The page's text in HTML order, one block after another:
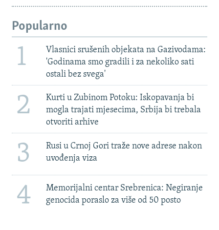
Popularno
1
Vlasnici srušenih objekata na Gazivodama:
'Godinama smo gradili i za nekoliko sati
ostali bez svega'
2
Kurti u Zubinom Potoku: Iskopavanja bi
mogla trajati mjesecima, Srbija bi trebala
otvoriti arhive
3
Rusi u Crnoj Gori traže nove adrese nakon
uvođenja viza
4
Memorijalni centar Srebrenica: Negiranje
genocida poraslo za više od 50 posto